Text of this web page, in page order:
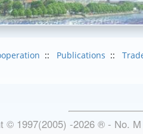
:: Publications ::
© 1997(2005) -2026 ®- No. M